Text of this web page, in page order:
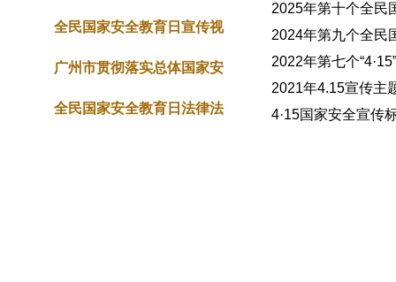
报
全民国家安全教育日宣传视
频
广州市贯彻落实总体国家安
全观云基地
全民国家安全教育日法律法
2025年第十个全民
2024年第九个全民
2022年第七个
2021年4.15宣传主
4·15国家安全宣传